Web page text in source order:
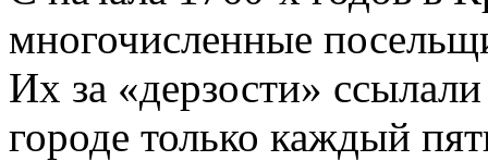
многочисленные
Их за «дерзости»
городе только каждый